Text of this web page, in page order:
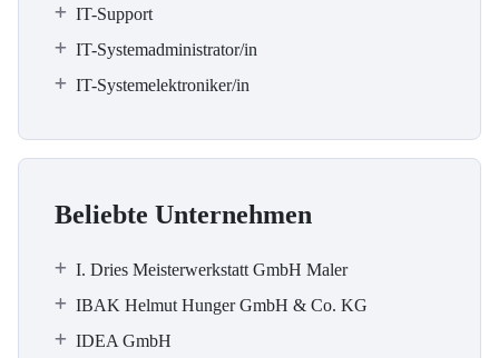
IT-Support
IT-Systemadministrator/in
IT-Systemelektroniker/in
Beliebte Unternehmen
I. Dries Meisterwerkstatt GmbH Maler
IBAK Helmut Hunger GmbH & Co. KG
IDEA GmbH